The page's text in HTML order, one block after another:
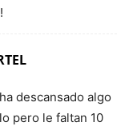
descansado algo
pero le faltan 10